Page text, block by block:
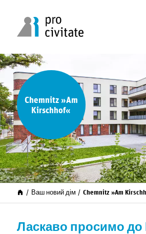
Chemnitz »Am
Kirschhof«
Ваш новий дім Chemnitz »Am
Ласкаво просимо до